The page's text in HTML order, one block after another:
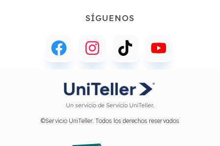
SÍGUENOS
Un servicio de Servicio UniTeller.
©Servicio UniTeller. Todos los derechos reservados